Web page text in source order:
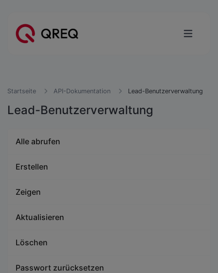
Startseite API-Dokumentation Lead-Benutzerverwaltung
Lead-Benutzerverwaltung
Alle abrufen
Erstellen
Zeigen
Aktualisieren
Löschen
Passwort zurücksetzen